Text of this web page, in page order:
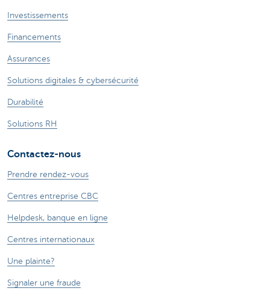
Investissements
Financements
Assurances
Solutions digitales & cybersécurité
Durabilité
Solutions RH
Contactez-nous
Prendre rendez-vous
Centres entreprise CBC
Helpdesk, banque en ligne
Centres internationaux
Une plainte?
Signaler une fraude